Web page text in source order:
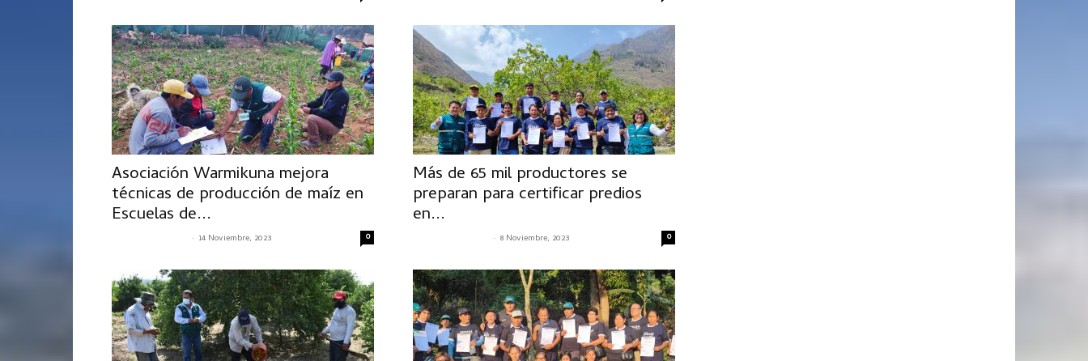
Asociación Warmikuna mejora
técnicas de producción de maíz en
Escuelas de...
- 14 Noviembre, 2023 0
Más de 65 mil productores se
preparan para certificar predios
en...
- 8 Noviembre, 2023 0